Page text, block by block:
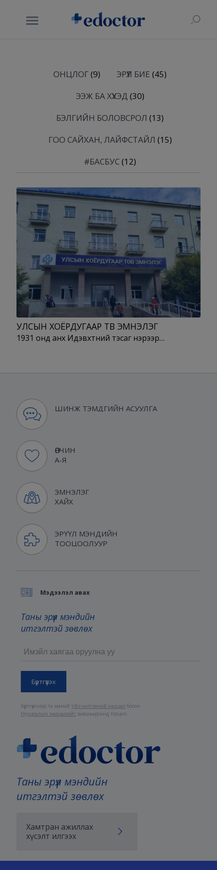
ОНЦЛОГ(9) ЭРҮҮЛ БИЕ (45)
ЭЭЖ БА ХҮҮХЭД (30)
БЭЛГИЙН БОЛОВСРОЛ (13)
ГОО САЙХАН, ЛАЙФСТАЙЛ (15)
#БАСБУС(12)
УЛСЫН ХОЁРДУГААР ТӨВ ЭМНЭЛЭГ
1931 онд анх Идэвхтний тэсаг нэрээр…
ШИНЖ ТЭМДГИЙН АСУУЛГА
ӨВЧИН
А-Я
ЭМНЭЛЭГ
ХАЙХ
ЭРҮҮЛ МЭНДИЙН
ТООЦООЛУУР
Таны эрүүл мэндийн
итгэлтэй зөвлөх
Хамтран ажиллах
хүсэлт илгээх
Мэдээлэл авах
Таны эрүүл мэндийн
итгэлтэй зөвлөх
Бүртгүүлснээр та манайҮйлчилгээний нөхцөл болон
Нууцлалын нөхцөлийг зөвшөөрсөнд тооцно.